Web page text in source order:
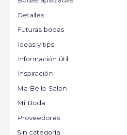
Detalles
Futuras bodas
Ideas y tips
Información útil
Inspiración
Ma Belle Salon
Mi Boda
Proveedores
Sin categoría